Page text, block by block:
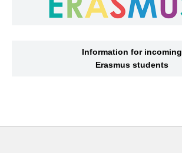
Information for incoming
Erasmus students